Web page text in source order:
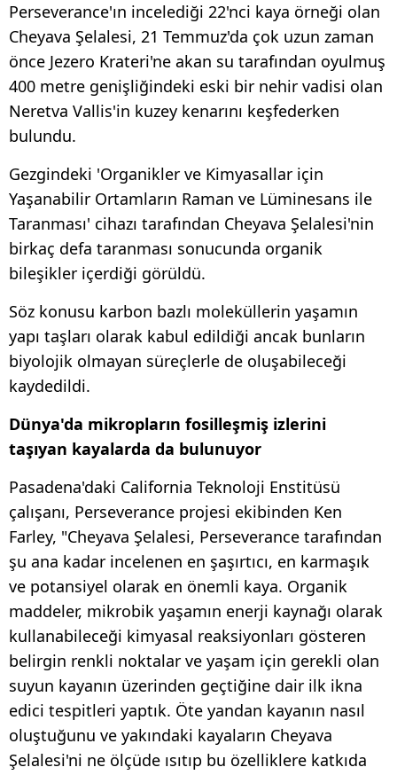
Perseverance'ın incelediği 22'nci kaya örneği olan
Cheyava Şelalesi, 21 Temmuz'da çok uzun zaman
önce Jezero Krateri'ne akan su tarafından oyulmuş
400 metre genişliğindeki eski bir nehir vadisi olan
Neretva Vallis'in kuzey kenarını keşfederken
bulundu.
Gezgindeki 'Organikler ve Kimyasallar için
Yaşanabilir Ortamların Raman ve Lüminesans ile
Taranması' cihazı tarafından Cheyava Şelalesi'nin
birkaç defa taranması sonucunda organik
bileşikler içerdiği görüldü.
Söz konusu karbon bazlı moleküllerin yaşamın
yapı taşları olarak kabul edildiği ancak bunların
biyolojik olmayan süreçlerle de oluşabileceği
kaydedildi.
Dünya'da mikropların fosilleşmiş izlerini
taşıyan kayalarda da bulunuyor
Pasadena'daki California Teknoloji Enstitüsü
çalışanı, Perseverance projesi ekibinden Ken
Farley, "Cheyava Şelalesi, Perseverance tarafından
şu ana kadar incelenen en şaşırtıcı, en karmaşık
ve potansiyel olarak en önemli kaya. Organik
maddeler, mikrobik yaşamın enerji kaynağı olarak
kullanabileceği kimyasal reaksiyonları gösteren
belirgin renkli noktalar ve yaşam için gerekli olan
suyun kayanın üzerinden geçtiğine dair ilk ikna
edici tespitleri yaptık. Öte yandan kayanın nasıl
oluştuğunu ve yakındaki kayaların Cheyava
Şelalesi'ni ne ölçüde ısıtıp bu özelliklere katkıda